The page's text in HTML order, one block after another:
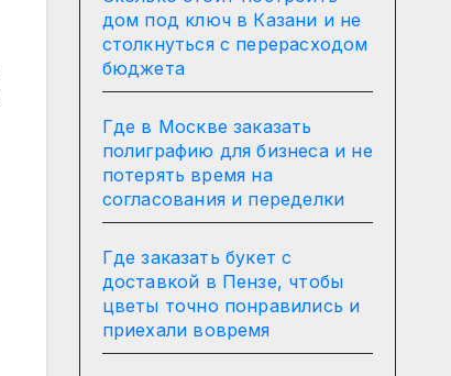
дом под ключ в Казани и не
столкнуться с перерасходом
бюджета
Где в Москве заказать
полиграфию для бизнеса и не
потерять время на
согласования и переделки
Где заказать букет с
доставкой в Пензе, чтобы
цветы точно понравились и
приехали вовремя